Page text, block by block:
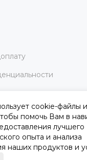
© Царство Сна.Карта
cookie-файлы
помочь Вам в
лучшего
опыта и анализа
наших продуктов и